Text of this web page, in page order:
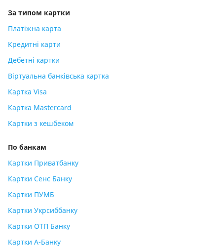
За типом картки
Платіжна карта
Кредитні карти
Дебетні картки
Віртуальна банківська картка
Картка Visa
Картка Mastercard
Картки з кешбеком
По банкам
Картки Приватбанку
Картки Сенс Банку
Картки ПУМБ
Картки Укрсиббанку
Картки ОТП Банку
Картки А-Банку